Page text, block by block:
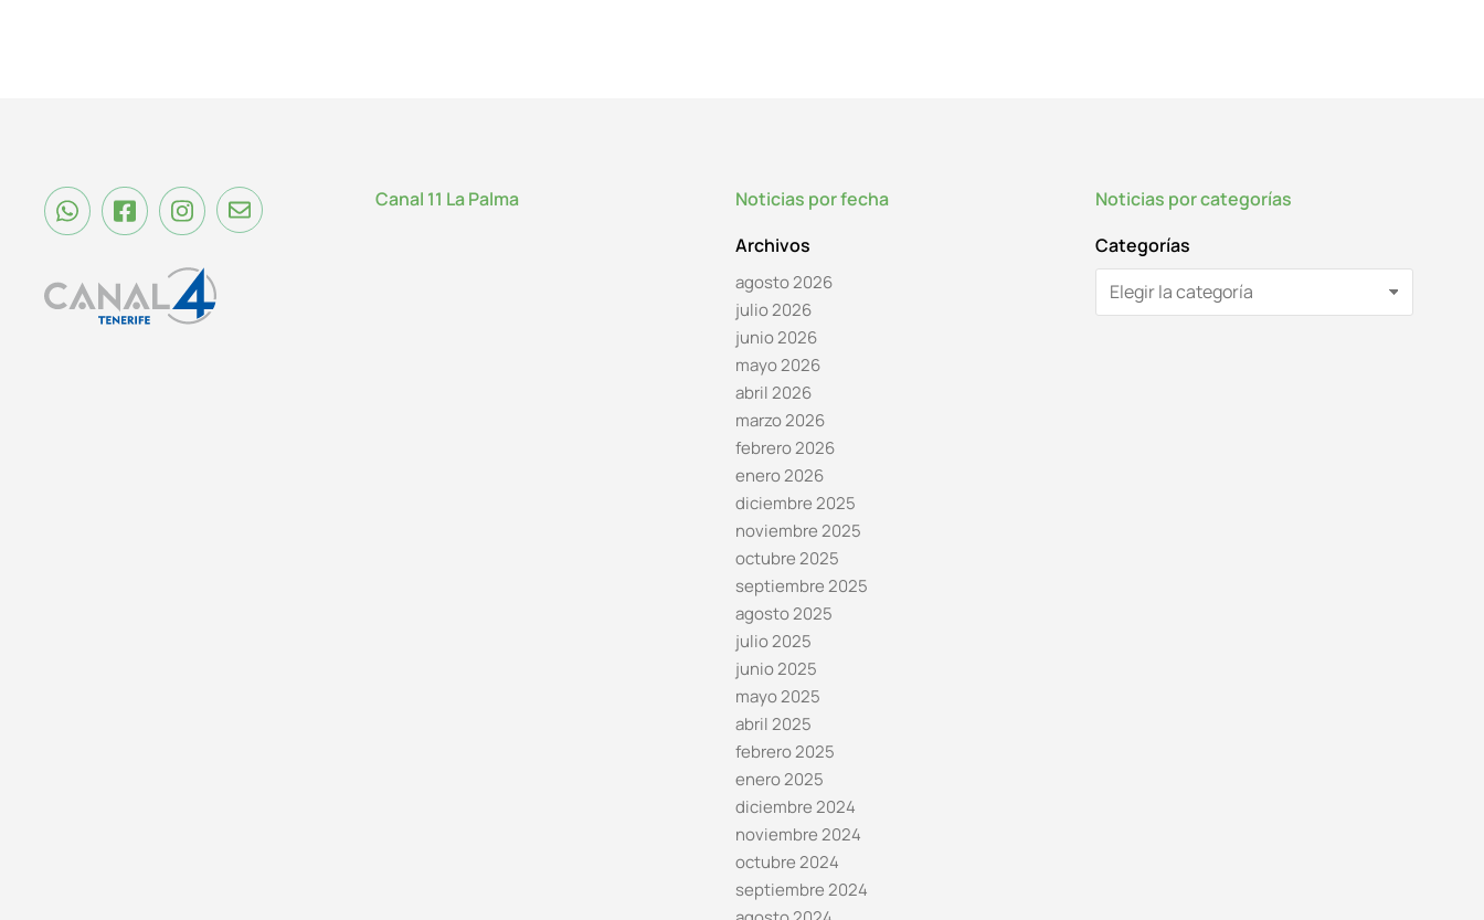
Canal 11 La Palma
Noticias por fecha
Archivos
agosto 2026
julio 2026
junio 2026
mayo 2026
abril 2026
marzo 2026
febrero 2026
enero 2026
diciembre 2025
noviembre 2025
octubre 2025
septiembre 2025
agosto 2025
julio 2025
junio 2025
mayo 2025
abril 2025
febrero 2025
enero 2025
diciembre 2024
noviembre 2024
octubre 2024
septiembre 2024
Noticias por categorías
Categorías